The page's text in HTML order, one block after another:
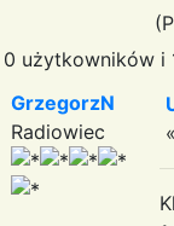
0 użytkowników i
GrzegorzN
Radiowiec
«